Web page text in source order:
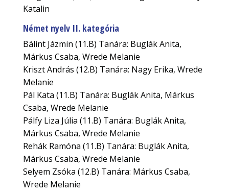
Katalin
Német nyelv II. kategória
Bálint Jázmin (11.B) Tanára: Buglák Anita,
Márkus Csaba, Wrede Melanie
Kriszt András (12.B) Tanára: Nagy Erika, Wrede
Melanie
Pál Kata (11.B) Tanára: Buglák Anita, Márkus
Csaba, Wrede Melanie
Pálfy Liza Júlia (11.B) Tanára: Buglák Anita,
Márkus Csaba, Wrede Melanie
Rehák Ramóna (11.B) Tanára: Buglák Anita,
Márkus Csaba, Wrede Melanie
Selyem Zsóka (12.B) Tanára: Márkus Csaba,
Wrede Melanie